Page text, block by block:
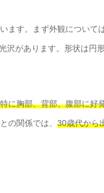
ます。まず外観については
沢があります。形状は円
に胸部、背部、腹部に好
の関係では、 30歳代から